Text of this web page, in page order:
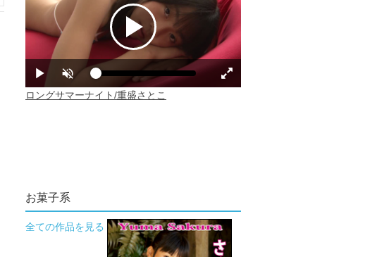
お菓子系
全ての作品を見る